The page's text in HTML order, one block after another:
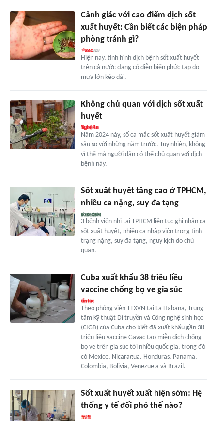
Cảnh giác với cao điểm dịch sốt
xuất huyết: Cần biết các biện pháp
phòng tránh gì?
Hiện nay, tình hình dịch bệnh sốt xuất huyết
trên cả nước đang có diễn biến phức tạp do
mưa lớn kéo dài.
Không chủ quan với dịch sốt xuất
huyết
Năm 2024 này, số ca mắc sốt xuất huyết giảm
sâu so với những năm trước. Tuy nhiên, không
vì thế mà người dân có thể chủ quan với dịch
bệnh này.
Sốt xuất huyết tăng cao ở TPHCM,
nhiều ca nặng, suy đa tạng
3 bệnh viện nhi tại TPHCM liên tục ghi nhận ca
sốt xuất huyết, nhiều ca nhập viện trong tình
trạng nặng, suy đa tạng, nguy kịch do chủ
quan.
Cuba xuất khẩu 38 triệu liều
vaccine chống bọ ve gia súc
Theo phóng viên TTXVN tại La Habana, Trung
tâm Kỹ thuật Di truyền và Công nghệ sinh học
(CIGB) của Cuba cho biết đã xuất khẩu gần 38
triệu liều vaccine Gavac tạo miễn dịch chống
bọ ve trên gia súc tới nhiều quốc gia, trong đó
có Mexico, Nicaragua, Honduras, Panama,
Colombia, Bolivia, Venezuela và Brazil.
Sốt xuất huyết xuất hiện sớm: Hệ
thống y tế đối phó thế nào?